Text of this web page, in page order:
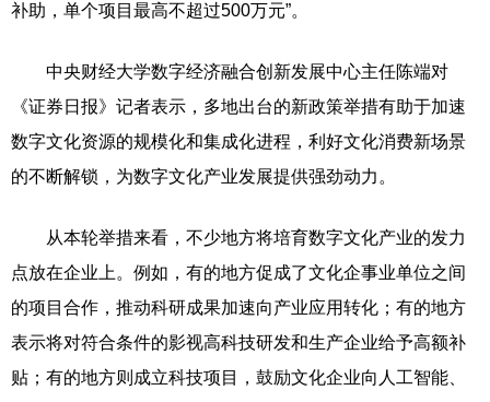
补助，单个项目最高不超过500万元”。
中央财经大学数字经济融合创新发展中心主任陈端对
《证券日报》记者表示，多地出台的新政策举措有助于加速
数字文化资源的规模化和集成化进程，利好文化消费新场景
的不断解锁，为数字文化产业发展提供强劲动力。
从本轮举措来看，不少地方将培育数字文化产业的发力
点放在企业上。例如，有的地方促成了文化企事业单位之间
的项目合作，推动科研成果加速向产业应用转化；有的地方
表示将对符合条件的影视高科技研发和生产企业给予高额补
贴；有的地方则成立科技项目，鼓励文化企业向人工智能、